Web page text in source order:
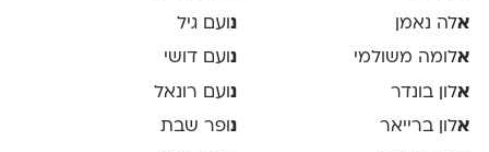
אלה נאמן
אלומה משולמי
אלון בונדר
אלון ברייאר
נ ועם גיל
נועם דושי
נ ועם רונאל
נופר שבת